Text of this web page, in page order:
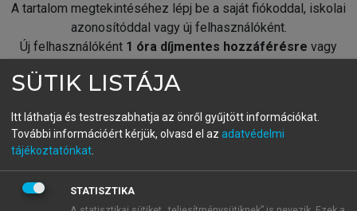
A tartalom megtekintéséhez lépj be a saját fiókoddal, iskolai
azonosítóddal vagy új felhasználóként.
Új felhasználóként 1 óra díjmentes hozzáférésre vagy
fiókoddal,vagy hozz létre új fiókot.
A regisztráció után apróbaidőszakautomatikusan
BELÉPÉS SAJÁT FIÓKKAL
SÜTIK LISTÁJA
Itt láthatja és testreszabhatja az önről gyűjtött információkat.
További információért kérjük, olvasd el az adatvédelmi
tájékoztatónkat
STATISZTIKA